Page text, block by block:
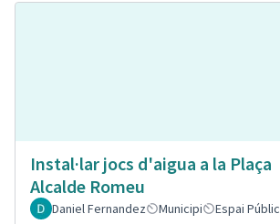
Instal·lar jocs d'aigua a la Plaça
Alcalde Romeu
Daniel Fernandez Municipi Espai Públic